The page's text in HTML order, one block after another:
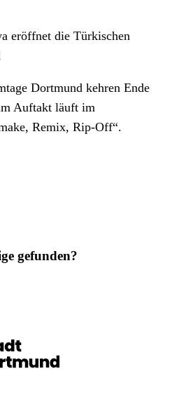
eröffnet die Türkischen
Dortmund kehren Ende
Auftakt läuft im
Remix, Rip-Off“.
gefunden?